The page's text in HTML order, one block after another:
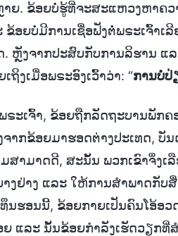
າຍ. ຂ້ອຍບໍ່ຮູ້ທີ່ຈະສະແຫວງຫາຄ
ອຍບໍ່ມີການເຊື່ອຟັງຕໍ່ພຣະເຈົ້າເ
. ຫຼັງຈາກປະສົບກັບການລິຮານ
ຖິງເມື່ອພຣະອົງເວົ້າວ່າ: “ການບໍ່ປ່
ພຣະເຈົ້າ, ຂ້ອຍຖືກລັດຖະບານພັ
ຈາກຂ້ອຍມາຮອດຕ່າງປະເທດ, ບັ
ສາມາດດີ, ສະນັ້ນ ພວກເຂົາຈຶ່ງ
ງຢ່າງ ແລະ ໃຫ້ການສໍາພາດກັບ
ນຮອນນີ້, ຂ້ອຍກາຍເປັນຄົນໂອ້ອ
ແລະ ນັ້ນຂ້ອຍກຳລັງເຮັດວຽກທີ່